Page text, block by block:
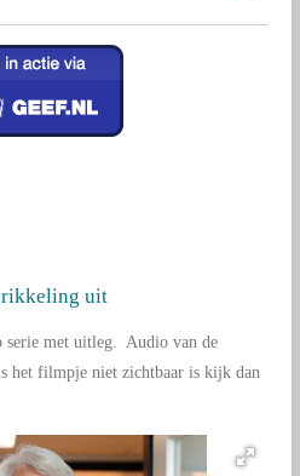
uit
serie met uitleg. Audio van de
het filmpje niet zichtbaar is kijk dan